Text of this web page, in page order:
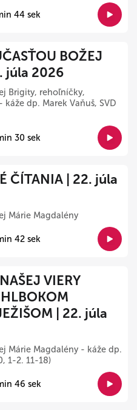
44 sek
BOŽEJ
júla 2026
Brigity, rehoľníčky,
dp. Marek Vaňuš, SVD
30 sek
ČÍTANIA | 22. júla
Márie Magdalény
42 sek
VIERY
| 22. júla
Márie Magdalény - káže dp.
1-2. 11-18)
46 sek